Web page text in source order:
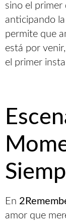
sino el primer
anticipando
permite que
está por
el primer
En
amor que